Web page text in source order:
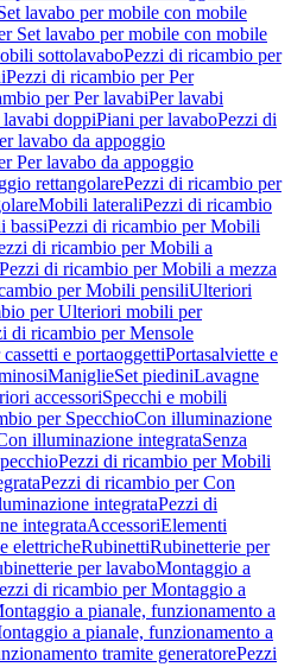
lavabo per mobile con mobile
Set lavabo per mobile con mobile
sottolavaboPezzi di ricambio per
Pezzi di ricambio per Per
per Per lavabiPer lavabi
doppiPiani per lavaboPezzi di
lavabo da appoggio
Per lavabo da appoggio
rettangolarePezzi di ricambio per
Mobili lateraliPezzi di ricambio
bassiPezzi di ricambio per Mobili
di ricambio per Mobili a
Pezzi di ricambio per Mobili a mezza
per Mobili pensiliUlteriori
per Ulteriori mobili per
di ricambio per Mensole
e portaoggettiPortasalviette e
ManiglieSet piediniLavagne
accessoriSpecchi e mobili
per SpecchioCon illuminazione
illuminazione integrataSenza
Pezzi di ricambio per Mobili
Pezzi di ricambio per Con
integrataPezzi di
integrataAccessoriElementi
elettricheRubinettiRubinetterie per
per lavaboMontaggio a
di ricambio per Montaggio a
a pianale, funzionamento a
a pianale, funzionamento a
tramite generatorePezzi